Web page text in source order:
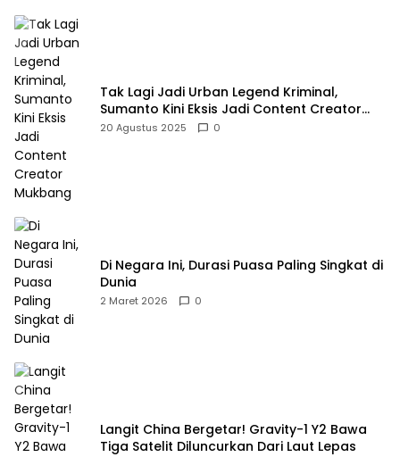
Tak Lagi Jadi Urban Legend Kriminal,
Sumanto Kini Eksis Jadi Content Creator
Mukbang
20 Agustus 2025 0
Di Negara Ini, Durasi Puasa Paling Singkat di
Dunia
2 Maret 2026 0
Langit China Bergetar! Gravity-1 Y2 Bawa
Tiga Satelit Diluncurkan Dari Laut Lepas